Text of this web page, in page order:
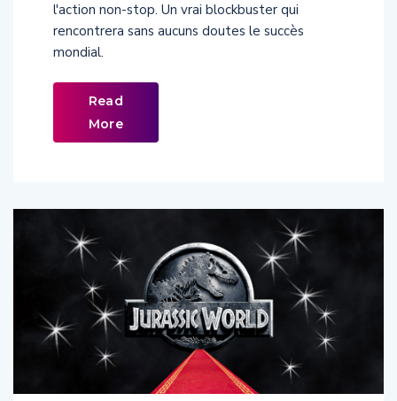
l'action non-stop. Un vrai blockbuster qui
rencontrera sans aucuns doutes le succès
mondial.
Read
More